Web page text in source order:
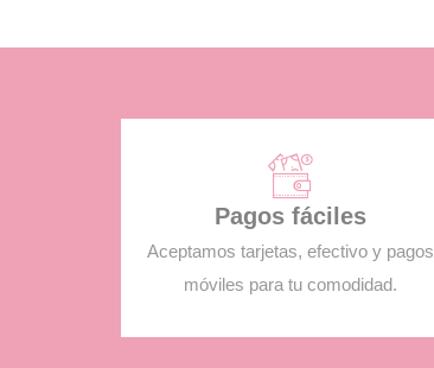
Pagos fáciles
Aceptamos tarjetas, efectivo y pagos
móviles para tu comodidad.